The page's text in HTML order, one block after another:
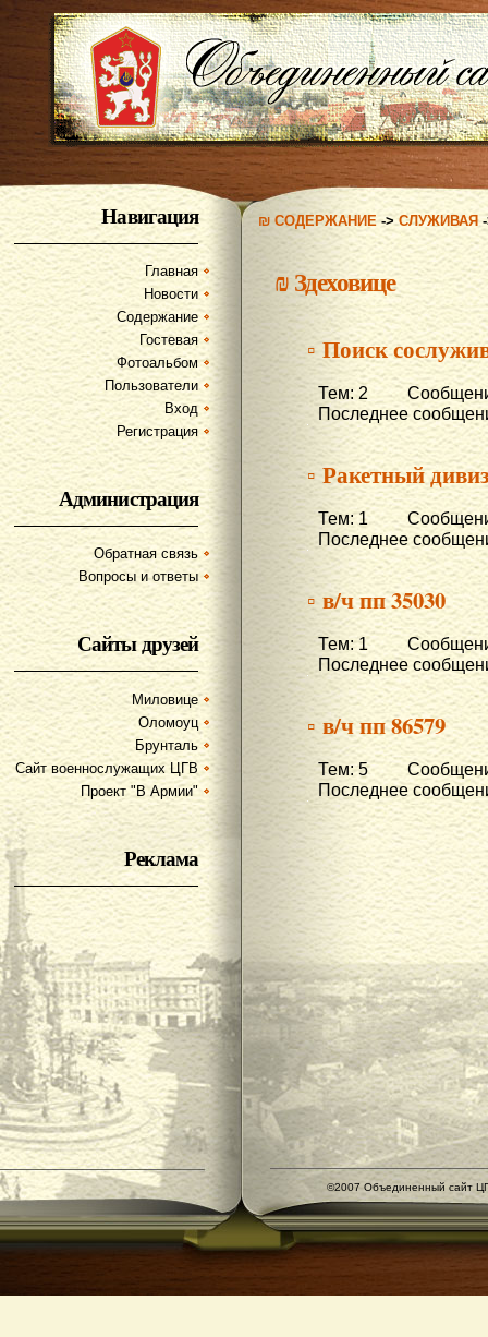
Навигация
Главная
Новости
Содержание
Гостевая
Фотоальбом
Пользователи
Вход
Регистрация
Администрация
Обратная связь
Вопросы и ответы
Сайты друзей
Миловице
Оломоуц
Брунталь
Сайт военнослужащих ЦГВ
Проект "В Армии"
Реклама
₪ СОДЕРЖАНИЕ->СЛУЖИВАЯ
₪Здеховице
▫ Поиск
Тем: 2
Последнее
▫ Ракетный
Тем: 1
Последнее
▫ в/ч пп 35030
Тем: 1
Последнее
▫ в/ч пп 86579
Тем: 5
Последнее
©2007 Объединенный сайт